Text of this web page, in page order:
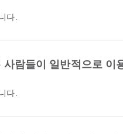
다.
람들이 일반적으로 이
다.